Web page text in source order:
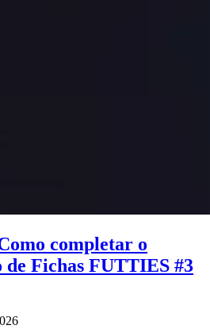
completar o
Fichas FUTTIES #3